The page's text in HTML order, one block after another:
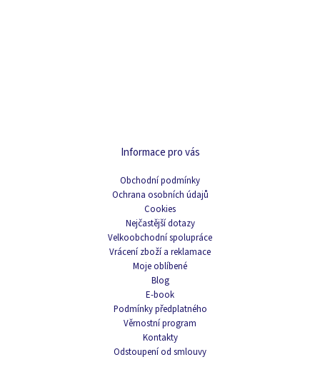
Informace pro vás
Obchodní podmínky
Ochrana osobních údajů
Cookies
Nejčastější dotazy
Velkoobchodní spolupráce
Vrácení zboží a reklamace
Moje oblíbené
Blog
E-book
Podmínky předplatného
Věrnostní program
Kontakty
Odstoupení od smlouvy